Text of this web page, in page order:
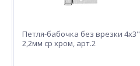
Петля-бабочка без врезки 4х3"
2,2мм ср хром, арт.2